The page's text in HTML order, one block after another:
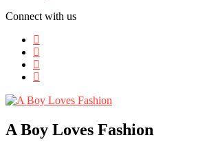
Connect with us
A Boy Loves Fashion